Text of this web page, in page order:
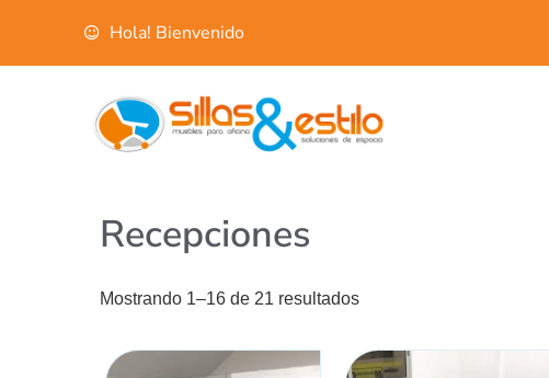
Hola! Bienvenido
Recepciones
Mostrando 1–16 de 21 resultados